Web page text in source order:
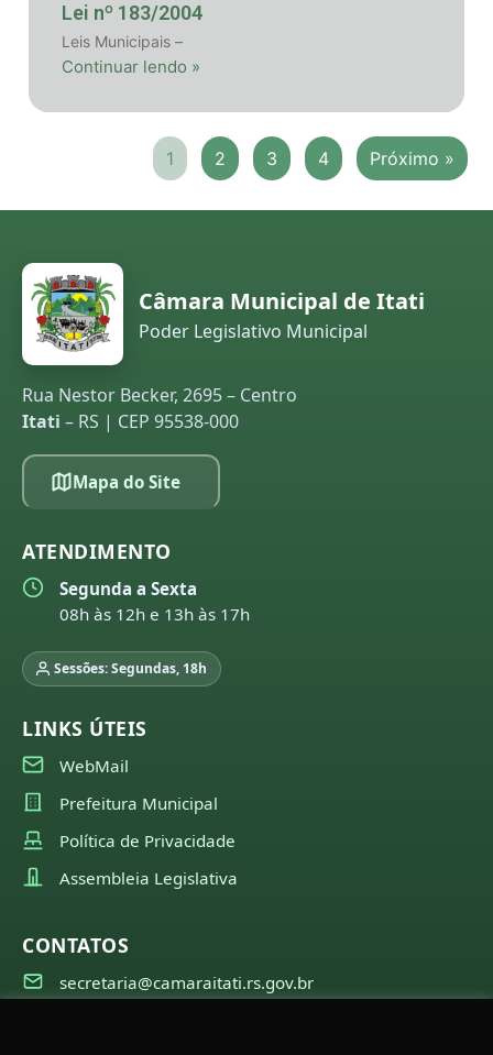
Lei nº 183/2004
Leis Municipais –
Continuar lendo »
1 2 3 4 Próximo »
Câmara Municipal de Itati
Poder Legislativo Municipal
Rua Nestor Becker, 2695 – Centro
Itati – RS | CEP 95538-000
Mapa do Site
ATENDIMENTO
Segunda a Sexta
08h às 12h e 13h às 17h
Sessões: Segundas, 18h
LINKS ÚTEIS
WebMail
Prefeitura Municipal
Política de Privacidade
Assembleia Legislativa
CONTATOS
secretaria@camaraitati.rs.gov.br